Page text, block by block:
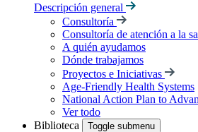
Descripción general
Consultoría
Consultoría de atención a la
A quién ayudamos
Dónde trabajamos
Proyectos e Iniciativas
Age-Friendly Health Systems
National Action Plan to
Ver todo
Biblioteca
Toggle submenu